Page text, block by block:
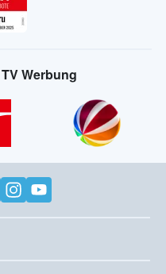
Werbung